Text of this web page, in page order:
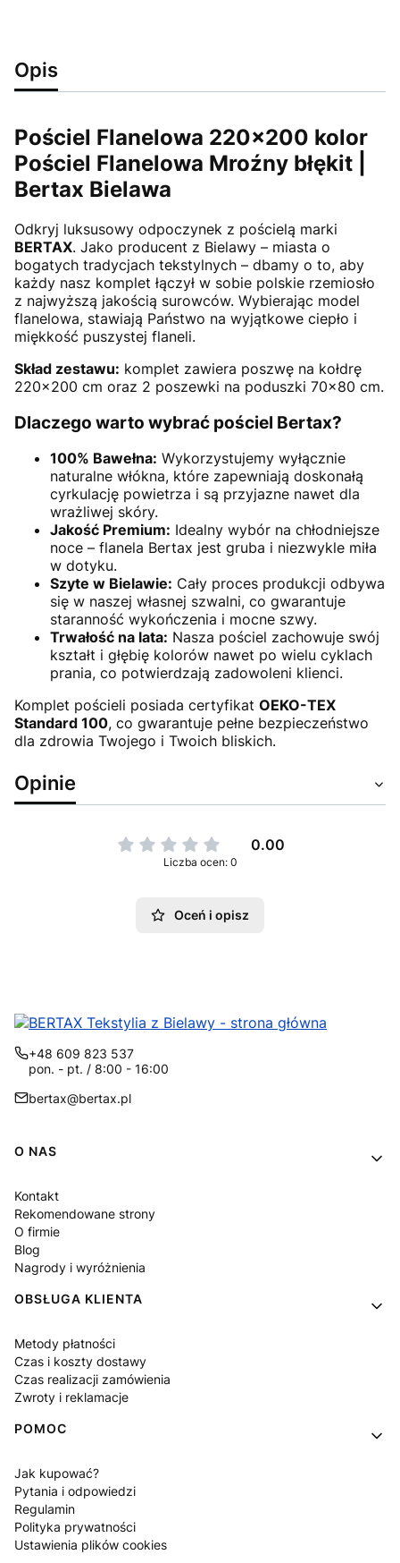
Opis
Pościel Flanelowa 220x200 kolor
Pościel Flanelowa Mroźny błękit |
Bertax Bielawa
Odkryj luksusowy odpoczynek z pościelą marki
BERTAX. Jako producent z Bielawy – miasta o
bogatych tradycjach tekstylnych – dbamy o to, aby
każdy nasz komplet łączył w sobie polskie rzemiosło
z najwyższą jakością surowców. Wybierając model
flanelowa, stawiają Państwo na wyjątkowe ciepło i
miękkość puszystej flaneli.
Skład zestawu: komplet zawiera poszwę na kołdrę
220×200 cm oraz 2 poszewki na poduszki 70×80 cm.
Dlaczego warto wybrać pościel Bertax?
100% Bawełna: Wykorzystujemy wyłącznie
naturalne włókna, które zapewniają doskonałą
cyrkulację powietrza i są przyjazne nawet dla
wrażliwej skóry.
Jakość Premium: Idealny wybór na chłodniejsze
noce – flanela Bertax jest gruba i niezwykle miła
w dotyku.
Szyte w Bielawie: Cały proces produkcji odbywa
się w naszej własnej szwalni, co gwarantuje
staranność wykończenia i mocne szwy.
Trwałość na lata: Nasza pościel zachowuje swój
kształt i głębię kolorów nawet po wielu cyklach
prania, co potwierdzają zadowoleni klienci.
Komplet pościeli posiada certyfikat OEKO-TEX
Standard 100, co gwarantuje pełne bezpieczeństwo
dla zdrowia Twojego i Twoich bliskich.
Opinie
0.00
Liczba ocen: 0
Oceń i opisz
+48 609 823 537
pon. - pt. / 8:00 - 16:00
bertax@bertax.pl
Linki w stopce
O NAS
Kontakt
Rekomendowane strony
O firmie
Blog
Nagrody i wyróżnienia
OBSŁUGA KLIENTA
Metody płatności
Czas i koszty dostawy
Czas realizacji zamówienia
Zwroty i reklamacje
POMOC
Jak kupować?
Pytania i odpowiedzi
Regulamin
Polityka prywatności
Ustawienia plików cookies